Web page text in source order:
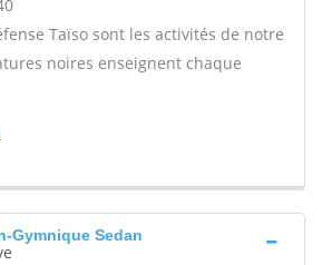
Taïso sont les activités de notre
noires enseignent chaque
Gymnique Sedan